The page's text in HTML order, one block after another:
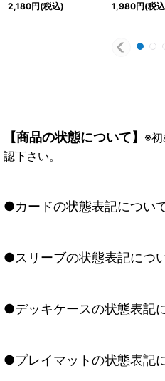
2,180円(税込) 1,980円(税
【商品の状態について】 ※初
認下さい。
●カードの状態表記につい
●スリーブの状態表記につ
●デッキケースの状態表記
●プレイマットの状態表記